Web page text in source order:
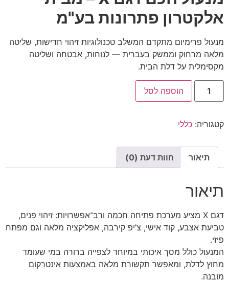
אלקטרון פתרונות בע"מ
מנעול פרימיום מתקדם המשלב טכנולוגיות זיהוי חדישות, שליטה
מלאה מרחוק וממשק בעברית — לנוחות, אבטחה ושליטה
מקסימלית על דלת הבית.
הוספה לסל
קטגוריה: כללי
תיאור חוות דעת (0)
תיאור
דגם X מציע מערכת פתיחה חכמה ורב־אפשרויות: זיהוי פנים,
טביעת אצבע, קוד אישי, צ’יפ קירבה, אפליקציה מלאה וגם מפתח
פיזי.
המנעול כולל מסך איכותי במיוחד לצפייה ברורה במי שעומד
מחוץ לדלת, ומאפשר תקשורת מלאה באמצעות אינטרקום
מובנה.